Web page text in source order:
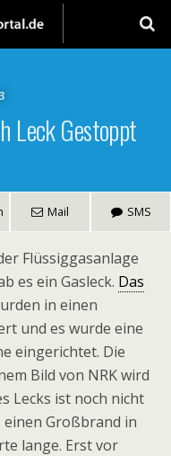
Leck Gestoppt
Mail SMS
Flüssiggasanlage
es ein Gasleck. Das
in einen
und es wurde eine
eingerichtet. Die
Bild von NRK wird
Lecks ist noch nicht
einen Großbrand in
lange. Erst vor